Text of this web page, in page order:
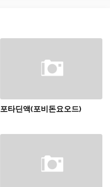
포타딘액(포비돈요오드)